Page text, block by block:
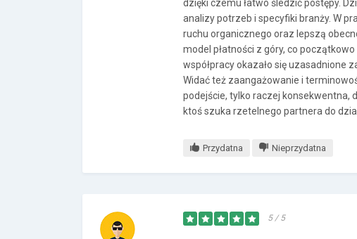
dzięki czemu łatwo śledzić postępy.
analizy potrzeb i specyfiki branży. W
ruchu organicznego oraz lepszą
model płatności z góry, co
współpracy okazało się uzasadnione
Widać też zaangażowanie i
podejście, tylko raczej konsekwentna,
ktoś szuka rzetelnego partnera do
Przydatna Nieprzydatna
5 / 5